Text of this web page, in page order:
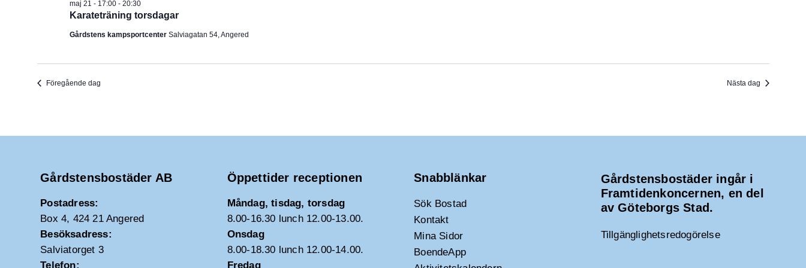
Karateträning torsdagar
maj 21 - 17:00- 20:30
Gårdstens kampsportcenter Salviagatan 54, Angered
Föregående dag Nästa dag
Gårdstensbostäder AB
Postadress:
Box 4, 424 21 Angered
Besöksadress:
Salviatorget 3
Telefon:
Öppettider receptionen
Måndag, tisdag, torsdag
8.00-16.30 lunch 12.00-13.00.
Onsdag
8.00-18.30 lunch 12.00-14.00.
Fredag
Snabblänkar
Sök Bostad
Kontakt
Mina Sidor
BoendeApp
Gårdstensbostäder ingår i
Framtidenkoncernen, en del
av Göteborgs Stad.
Tillgänglighetsredogörelse